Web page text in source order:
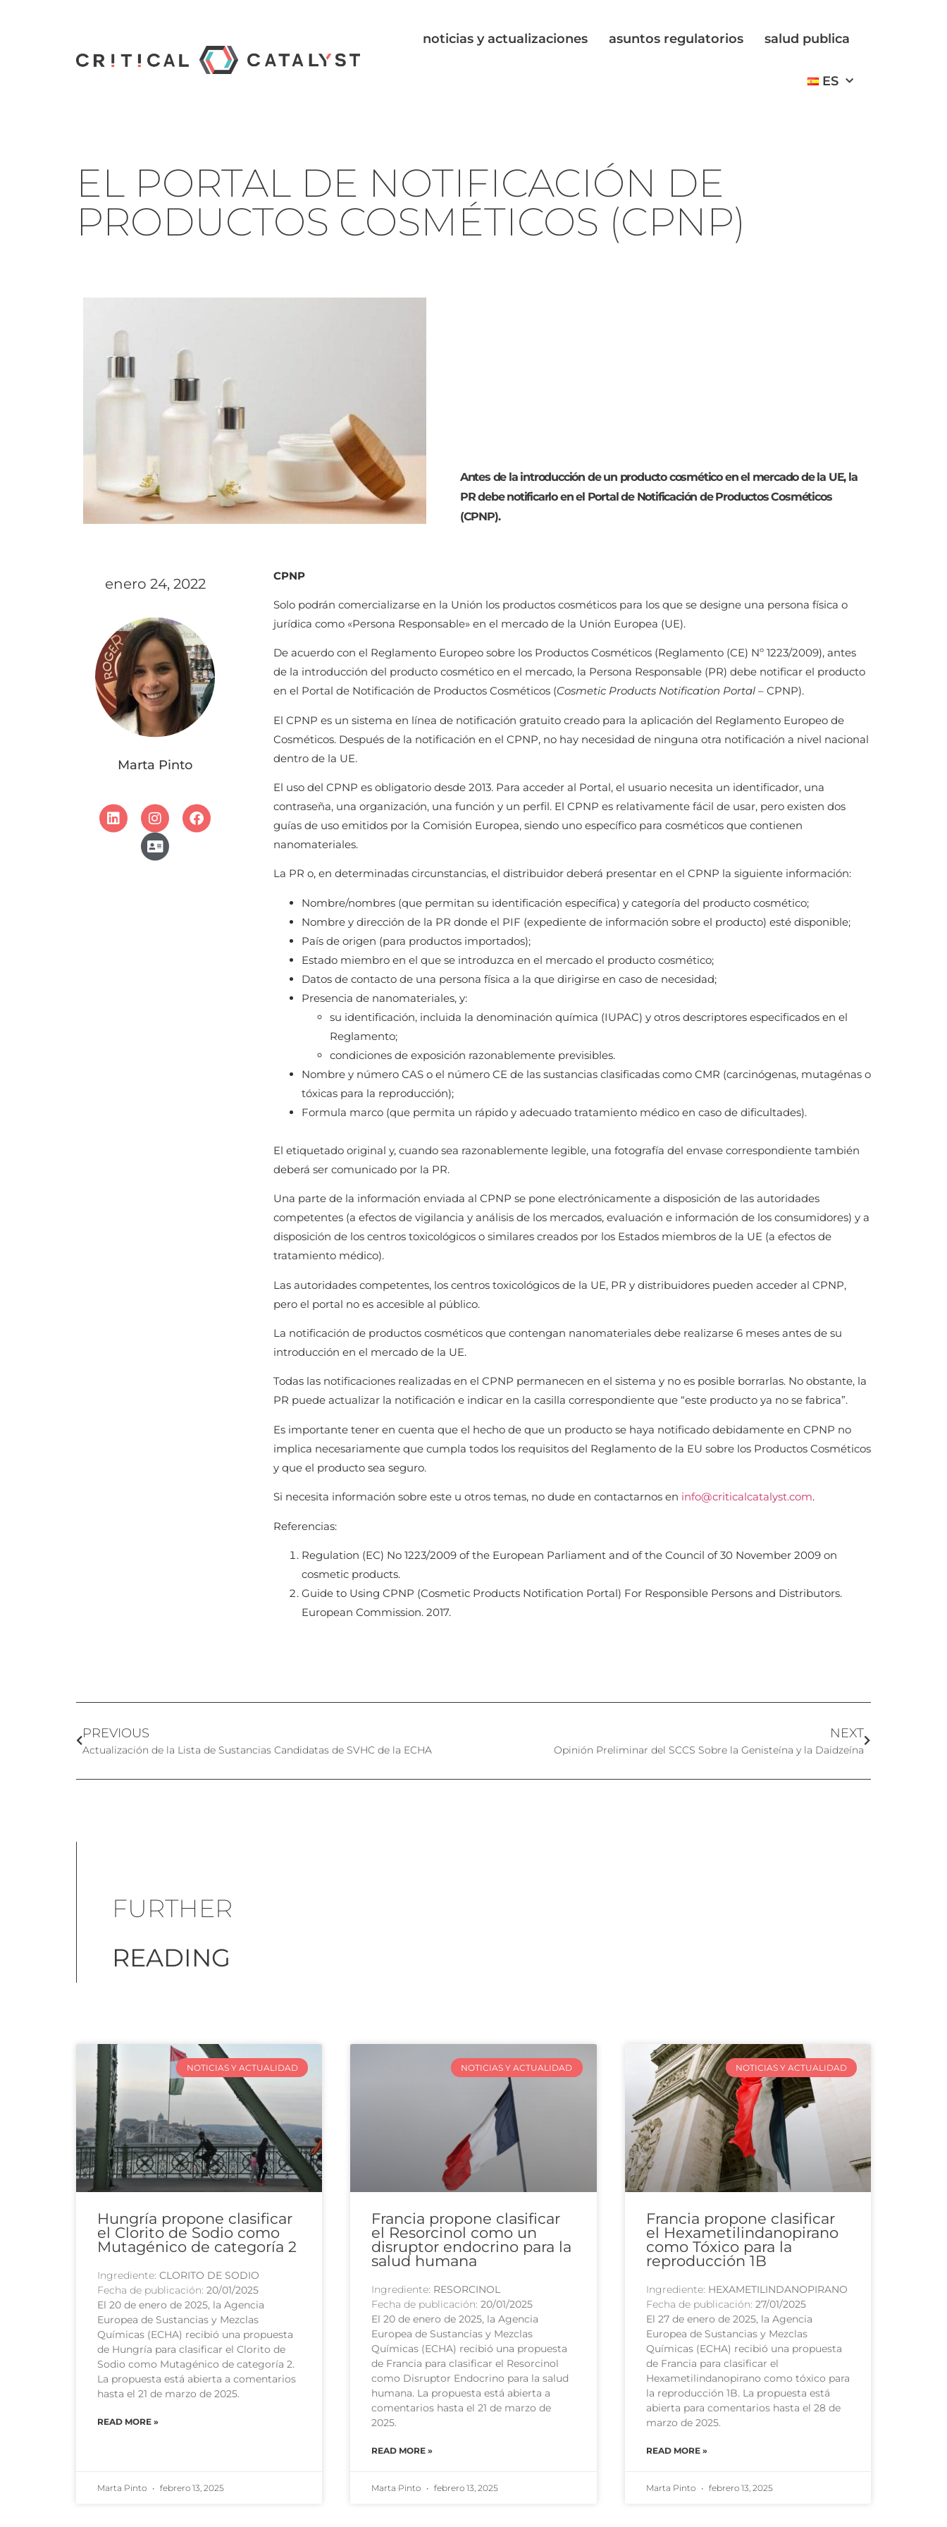
noticias y actualizaciones asuntos regulatorios salud publica
ES
EL PORTAL DE NOTIFICACIÓN DE
PRODUCTOS COSMÉTICOS (CPNP)
Antes de la introducción de un producto cosmético en el mercado de la UE, la
PR debe notificarlo en el Portal de Notificación de Productos Cosméticos
(CPNP).
enero 24, 2022
Marta Pinto
CPNP
Solo podrán comercializarse en la Unión los productos cosméticos para los que se designe una persona física o
jurídica como «Persona Responsable» en el mercado de la Unión Europea (UE).
De acuerdo con el Reglamento Europeo sobre los Productos Cosméticos (Reglamento (CE) Nº 1223/2009), antes
de la introducción del producto cosmético en el mercado, la Persona Responsable (PR) debe notificar el producto
en el Portal de Notificación de Productos Cosméticos (Cosmetic Products Notification Portal – CPNP).
El CPNP es un sistema en línea de notificación gratuito creado para la aplicación del Reglamento Europeo de
Cosméticos. Después de la notificación en el CPNP, no hay necesidad de ninguna otra notificación a nivel nacional
dentro de la UE.
El uso del CPNP es obligatorio desde 2013. Para acceder al Portal, el usuario necesita un identificador, una
contraseña, una organización, una función y un perfil. El CPNP es relativamente fácil de usar, pero existen dos
guías de uso emitidos por la Comisión Europea, siendo uno específico para cosméticos que contienen
nanomateriales.
La PR o, en determinadas circunstancias, el distribuidor deberá presentar en el CPNP la siguiente información:
Nombre/nombres (que permitan su identificación específica) y categoría del producto cosmético;
Nombre y dirección de la PR donde el PIF (expediente de información sobre el producto) esté disponible;
País de origen (para productos importados);
Estado miembro en el que se introduzca en el mercado el producto cosmético;
Datos de contacto de una persona física a la que dirigirse en caso de necesidad;
Presencia de nanomateriales, y:
su identificación, incluida la denominación química (IUPAC) y otros descriptores especificados en el
Reglamento;
condiciones de exposición razonablemente previsibles.
Nombre y número CAS o el número CE de las sustancias clasificadas como CMR (carcinógenas, mutagénas o
tóxicas para la reproducción);
Formula marco (que permita un rápido y adecuado tratamiento médico en caso de dificultades).
El etiquetado original y, cuando sea razonablemente legible, una fotografía del envase correspondiente también
deberá ser comunicado por la PR.
Una parte de la información enviada al CPNP se pone electrónicamente a disposición de las autoridades
competentes (a efectos de vigilancia y análisis de los mercados, evaluación e información de los consumidores) y a
disposición de los centros toxicológicos o similares creados por los Estados miembros de la UE (a efectos de
tratamiento médico).
Las autoridades competentes, los centros toxicológicos de la UE, PR y distribuidores pueden acceder al CPNP,
pero el portal no es accesible al público.
La notificación de productos cosméticos que contengan nanomateriales debe realizarse 6 meses antes de su
introducción en el mercado de la UE.
Todas las notificaciones realizadas en el CPNP permanecen en el sistema y no es posible borrarlas. No obstante, la
PR puede actualizar la notificación e indicar en la casilla correspondiente que “este producto ya no se fabrica”.
Es importante tener en cuenta que el hecho de que un producto se haya notificado debidamente en CPNP no
implica necesariamente que cumpla todos los requisitos del Reglamento de la EU sobre los Productos Cosméticos
y que el producto sea seguro.
Si necesita información sobre este u otros temas, no dude en contactarnos en info@criticalcatalyst.com.
Referencias:
Regulation (EC) No 1223/2009 of the European Parliament and of the Council of 30 November 2009 on
cosmetic products.
Guide to Using CPNP (Cosmetic Products Notification Portal) For Responsible Persons and Distributors.
European Commission. 2017.
PREVIOUS
Actualización de la Lista de Sustancias Candidatas de SVHC de la ECHA
NEXT
Opinión Preliminar del SCCS Sobre la Genisteína y la Daidzeína
FURTHER
READING
NOTICIAS Y ACTUALIDAD
Hungría propone clasificar
el Clorito de Sodio como
Mutagénico de categoría 2
Ingrediente: CLORITO DE SODIO
Fecha de publicación: 20/01/2025
El 20 de enero de 2025, la Agencia
Europea de Sustancias y Mezclas
Químicas (ECHA) recibió una propuesta
de Hungría para clasificar el Clorito de
Sodio como Mutagénico de categoría 2.
La propuesta está abierta a comentarios
hasta el 21 de marzo de 2025.
READ MORE »
Marta Pinto febrero 13, 2025
NOTICIAS Y ACTUALIDAD
Francia propone clasificar
el Resorcinol como un
disruptor endocrino para la
salud humana
Ingrediente: RESORCINOL
Fecha de publicación:20/01/2025
El 20 de enero de 2025, la Agencia
Europea de Sustancias y Mezclas
Químicas (ECHA) recibió una propuesta
de Francia para clasificar el Resorcinol
como Disruptor Endocrino para la salud
humana. La propuesta está abierta a
comentarios hasta el 21 de marzo de
2025.
READ MORE »
Marta Pinto febrero 13, 2025
NOTICIAS Y ACTUALIDAD
Francia propone clasificar
el Hexametilindanopirano
como Tóxico para la
reproducción 1B
Ingrediente: HEXAMETILINDANOPIRANO
Fecha de publicación: 27/01/2025
El 27 de enero de 2025, la Agencia
Europea de Sustancias y Mezclas
Químicas (ECHA) recibió una propuesta
de Francia para clasificar el
Hexametilindanopirano como tóxico para
la reproducción 1B. La propuesta está
abierta para comentarios hasta el 28 de
marzo de 2025.
READ MORE »
Marta Pinto febrero 13, 2025